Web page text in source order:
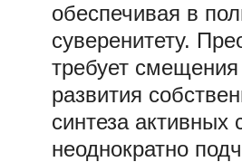
обеспечивая в
суверенитету.
требует
развития
синтеза активных
неоднократно